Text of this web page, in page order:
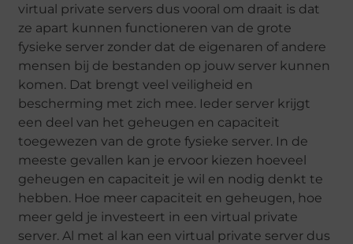
virtual private servers dus vooral om draait is dat
ze apart kunnen functioneren van de grote
fysieke server zonder dat de eigenaren of andere
mensen bij de bestanden op jouw server kunnen
komen. Dat brengt veel veiligheid en
bescherming met zich mee. Ieder server krijgt
een deel van het geheugen en capaciteit
toegewezen van de grote fysieke server. In de
meeste gevallen kan je ervoor kiezen hoeveel
geheugen en capaciteit je wil en nodig denkt te
hebben. Hoe meer capaciteit en geheugen, hoe
meer geld je investeert in een virtual private
server. Al met al kan een virtual private server dus